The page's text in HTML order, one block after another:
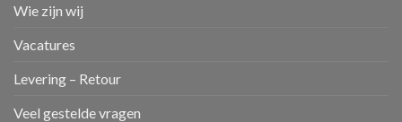
Wie zijn wij
Vacatures
Levering – Retour
Veel gestelde vragen